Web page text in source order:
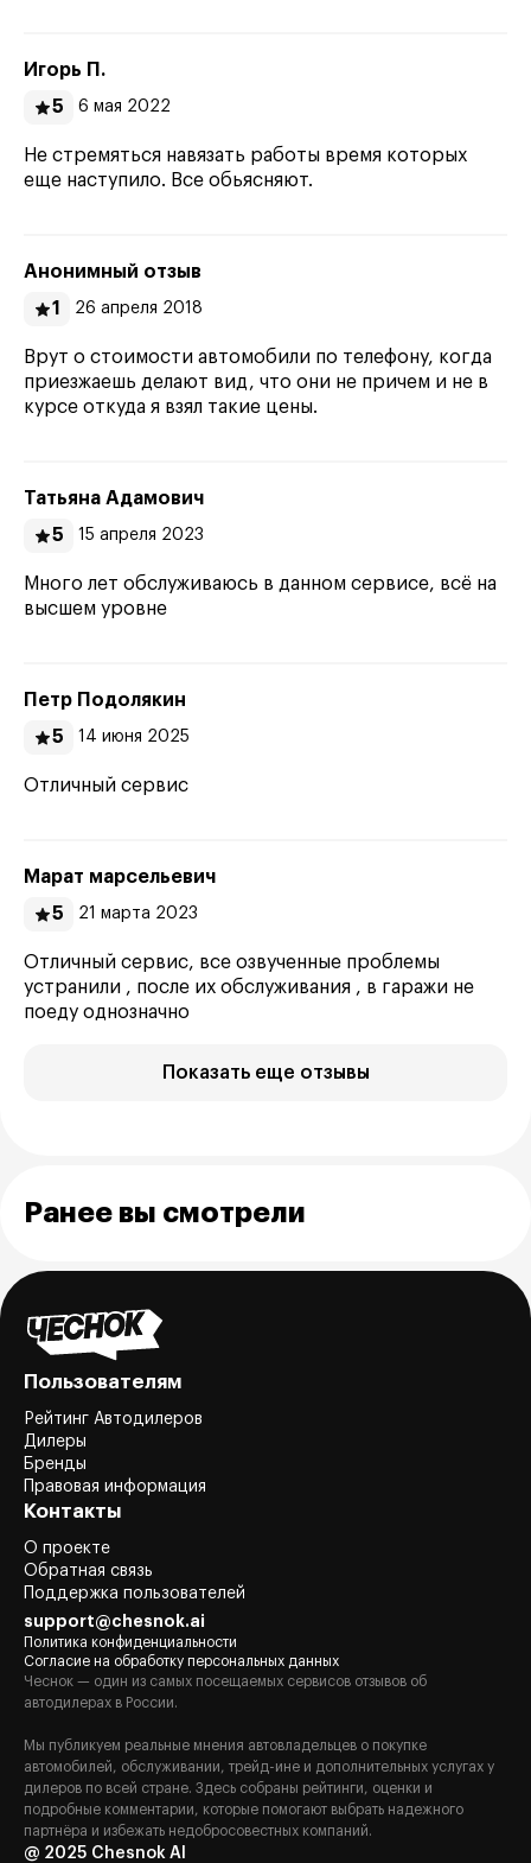
Игорь П.
5
6 мая 2022
Не стремяться навязать работы время которых
еще наступило. Все обьясняют.
Анонимный отзыв
1
26 апреля 2018
Врут о стоимости автомобили по телефону, когда
приезжаешь делают вид, что они не причем и не в
курсе откуда я взял такие цены.
Татьяна Адамович
5
15 апреля 2023
Много лет обслуживаюсь в данном сервисе, всё на
высшем уровне
Петр Подолякин
5
14 июня 2025
Отличный сервис
Марат марсельевич
5
21 марта 2023
Отличный сервис, все озвученные проблемы
устранили , после их обслуживания , в гаражи не
поеду однозначно
Показать еще отзывы
Ранее вы смотрели
Пользователям
Рейтинг Автодилеров
Дилеры
Бренды
Правовая информация
Контакты
О проекте
Обратная связь
Поддержка пользователей
support@chesnok.ai
Политика конфиденциальности
Согласие на обработку персональных данных
Чеснок — один из самых посещаемых сервисов отзывов об
автодилерах в России.
Мы публикуем реальные мнения автовладельцев о покупке
автомобилей, обслуживании, трейд-ине и дополнительных услугах у
дилеров по всей стране. Здесь собраны рейтинги, оценки и
подробные комментарии, которые помогают выбрать надежного
партнёра и избежать недобросовестных компаний.
@ 2025 Chesnok AI